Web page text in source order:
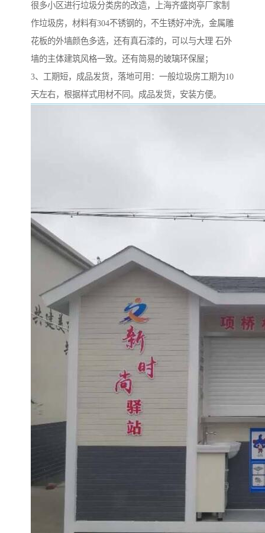
很多小区进行垃圾分类房的改造，上海齐盛岗亭厂家制
作垃圾房，材料有304不锈钢的，不生锈好冲洗，金属雕
花板的外墙颜色多选，还有真石漆的，可以与大理 石外
墙的主体建筑风格一致。还有简易的玻璃环保屋；
3、工期短，成品发货，落地可用：一般垃圾房工期为10
天左右，根据样式用材不同。成品发货，安装方便。